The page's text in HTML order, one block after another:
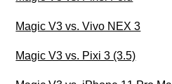
Magic V3 vs. Vivo NEX 3
Magic V3 vs. Pixi 3 (3.5)